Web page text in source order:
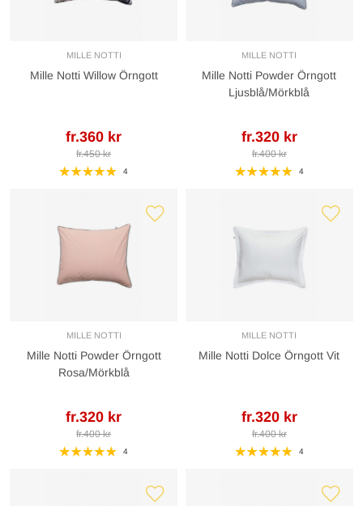
MILLE NOTTI
Mille Notti Willow Örngott
fr.360 kr
fr.450 kr
4
MILLE NOTTI
Mille Notti Powder Örngott
Ljusblå/Mörkblå
fr.320 kr
fr.400 kr
4
MILLE NOTTI
Mille Notti Powder Örngott
Rosa/Mörkblå
fr.320 kr
fr.400 kr
4
MILLE NOTTI
Mille Notti Dolce Örngott Vit
fr.320 kr
fr.400 kr
4